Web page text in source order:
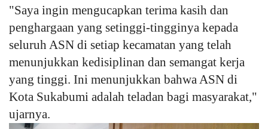
"Saya ingin mengucapkan terima kasih dan
penghargaan yang setinggi-tingginya kepada
seluruh ASN di setiap kecamatan yang telah
menunjukkan kedisiplinan dan semangat kerja
yang tinggi. Ini menunjukkan bahwa ASN di
Kota Sukabumi adalah teladan bagi masyarakat,"
ujarnya.